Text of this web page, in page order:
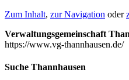
Zum Inhalt, zur Navigation oder
Verwaltungsgemeinschaft
https://www.vg-thannhausen.de/
Suche Thannhausen